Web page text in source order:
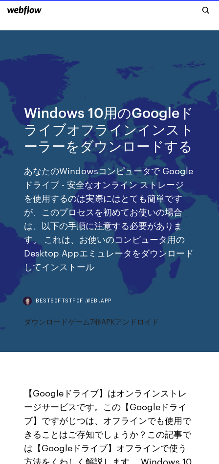
Windows 10用のGoogleド
ライブオフラインインスト
ーラーをダウンロードする
あなたのWindowsコンピュータで Google
ドライブ - 安全なオンライン ストレージ
を使用するのは実際にはとても簡単です
が、このプロセスを初めてお使いの場合
は、以下の手順に注意する必要がありま
す。 これは、お使いのコンピュータ用の
Desktop Appエミュレータをダウンロード
してインストール
BESTSOFTSTFOF.WEB.APP
ダウンロードゲーム7罪APKアンドロイド
【Googleドライブ】はオンラインストレ
ージサービスです。この【Googleドライ
ブ】ですがじつは、オフラインでも使用で
きることはご存知でしょうか？この記事で
は【Googleドライブ】オフラインで使う
方法をくわしく解説します。 Windows 10